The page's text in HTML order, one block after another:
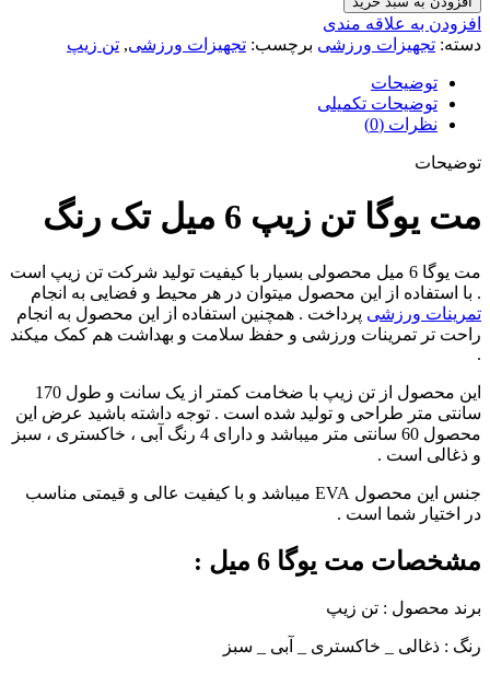
افزودن به علاقه مندی
دسته: تجهیزات ورزشی برچسب: تجهیزات ورزشی, تن زیپ
توضیحات
توضیحات تکمیلی
نظرات (0)
توضیحات
مت یوگا تن زیپ 6 میل تک رنگ
مت یوگا 6 میل محصولی بسیار با کیفیت تولید شرکت تن زیپ است
. با استفاده از این محصول میتوان در هر محیط و فضایی به انجام
تمرینات ورزشی پرداخت . همچنین استفاده از این محصول به انجام
راحت تر تمرینات ورزشی و حفظ سلامت و بهداشت هم کمک میکند
.
این محصول از تن زیپ با ضخامت کمتر از یک سانت و طول 170
سانتی متر طراحی و تولید شده است . توجه داشته باشید عرض این
محصول 60 سانتی متر میباشد و دارای 4 رنگ آبی ، خاکستری ، سبز
و ذغالی است .
جنس این محصول EVA میباشد و با کیفیت عالی و قیمتی مناسب
در اختیار شما است .
مشخصات مت یوگا 6 میل :
برند محصول : تن زیپ
رنگ : ذغالی _ خاکستری _ آبی _ سبز